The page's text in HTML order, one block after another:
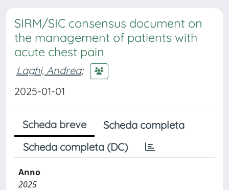
SIRM/SIC consensus document on
the management of patients with
acute chest pain
Laghi, Andrea;
2025-01-01
Scheda breve
Scheda completa
Scheda completa (DC)
Anno
2025